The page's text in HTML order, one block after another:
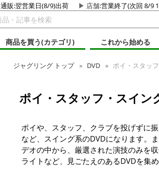
通販:翌営業日(8/9)出荷 店舗:営業終了(次回 8/9
商品を買う(カテゴリ)
これから始める
ジャグリング トップ DVD ポイ・スタッ
ポイ・スタッフ・スイン
ポイや、スタッフ、クラブを投げずに
など、スイング系のDVDになります。
デオの中から、厳選された演技のみを
ライトなど、見ごたえのあるDVDを集め